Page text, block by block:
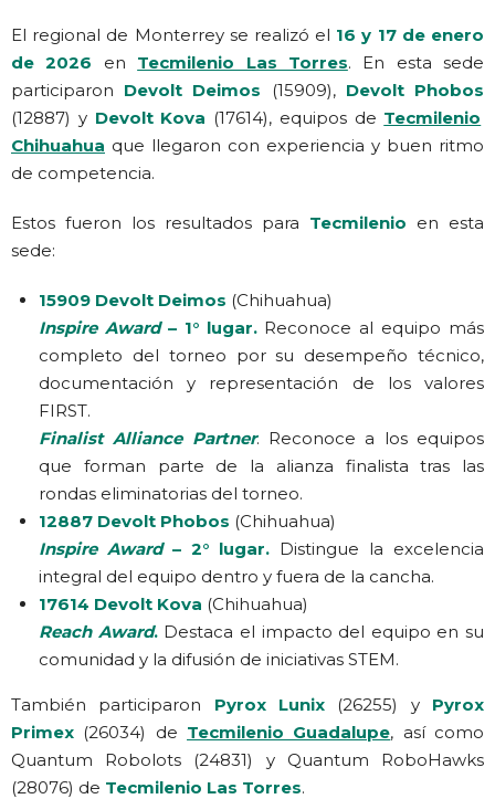
El regional de Monterrey se realizó el 16 y 17 de enero
de 2026 en Tecmilenio Las Torres. En esta sede
participaron Devolt Deimos (15909), Devolt Phobos
(12887) y Devolt Kova (17614), equipos de Tecmilenio
Chihuahua que llegaron con experiencia y buen ritmo
de competencia.
Estos fueron los resultados para Tecmilenio en esta
sede:
15909 Devolt Deimos (Chihuahua)
Inspire Award– 1° lugar.Reconoce al equipo más
completo del torneo por su desempeño técnico,
documentación y representación de los valores
FIRST.
Finalist Alliance Partner. Reconoce a los equipos
que forman parte de la alianza finalista tras las
rondas eliminatorias del torneo.
12887 Devolt Phobos (Chihuahua)
Inspire Award– 2° lugar. Distingue la excelencia
integral del equipo dentro y fuera de la cancha.
17614 Devolt Kova (Chihuahua)
Reach Award. Destaca el impacto del equipo en su
comunidad y la difusión de iniciativas STEM.
También participaron Pyrox Lunix (26255) y Pyrox
Primex (26034) de Tecmilenio Guadalupe, así como
Quantum Robolots (24831) y Quantum RoboHawks
(28076) de Tecmilenio Las Torres.